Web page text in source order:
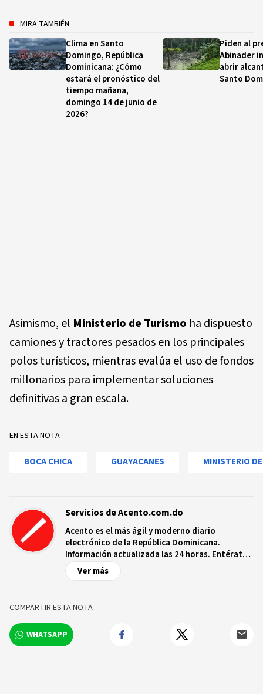
MIRA TAMBIÉN
Clima en Santo
Domingo, República
Dominicana: ¿Cómo
estará el pronóstico del
tiempo mañana,
domingo 14 de junio de
2026?
Piden al
Abinader
abrir
Santo
Asimismo, el Ministerio de Turismo ha dispuesto
camiones y tractores pesados en los principales
polos turísticos, mientras evalúa el uso de fondos
millonarios para implementar soluciones
definitivas a gran escala.
EN ESTA NOTA
BOCA CHICA GUAYACANES MINISTERIO
Servicios de Acento.com.do
Acento es el más ágil y moderno diario
electrónico de la República Dominicana.
Información actualizada las 24 horas. Entérate
de las noticias y sucesos más importantes a
nivel nacional e internacional, videos y fotos
Ver más
COMPARTIR ESTA NOTA
WHATSAPP